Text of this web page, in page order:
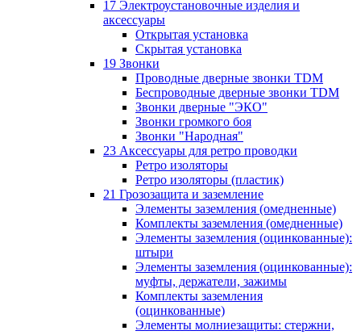
17 Электроустановочные изделия и
аксессуары
Открытая установка
Скрытая установка
19 Звонки
Проводные дверные звонки TDM
Беспроводные дверные звонки TDM
Звонки дверные "ЭКО"
Звонки громкого боя
Звонки "Народная"
23 Аксессуары для ретро проводки
Ретро изоляторы
Ретро изоляторы (пластик)
21 Грозозащита и заземление
Элементы заземления (омедненные)
Комплекты заземления (омедненные)
Элементы заземления (оцинкованные):
штыри
Элементы заземления (оцинкованные):
муфты, держатели, зажимы
Комплекты заземления
(оцинкованные)
Элементы молниезащиты: стержни,